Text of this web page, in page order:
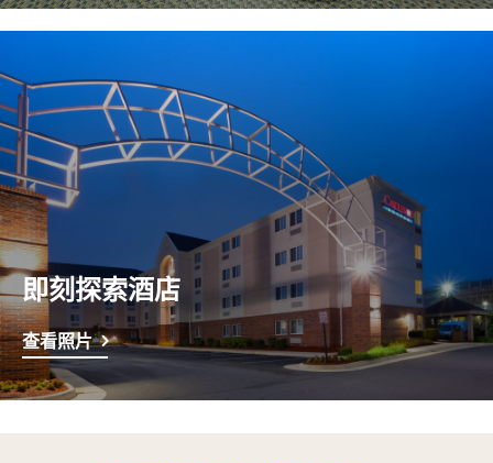
即刻探索酒店
查看照片